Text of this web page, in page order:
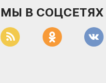
МЫ В СОЦСЕТЯХ